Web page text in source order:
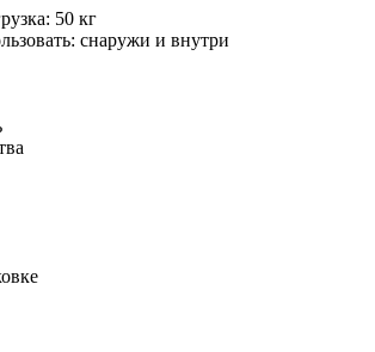
50 кг
снаружи и внутри